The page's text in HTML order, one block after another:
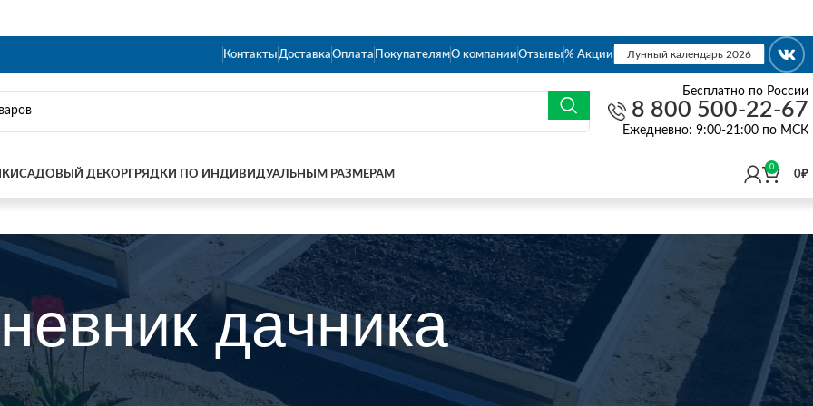
Контакты ДоставкаОплата ПокупателямО компанииОтзывы% Акции Лунный календарь 2026
Бесплатно по России
8 800 500-22-67
Eжедневно: 9:00-21:00 по МСК
САДОВЫЙ ДЕКОР ГРЯДКИ ПО ИНДИВИДУАЛЬНЫМ РАЗМЕРАМ
0
0₽
дачника